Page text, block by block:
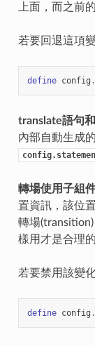
上面，而之前
若要回退這項
define config .
translate語句
內部自動生成
轉場使用子組
置資訊，該位
轉場
樣用才是合理的
若要禁用該變
define config .